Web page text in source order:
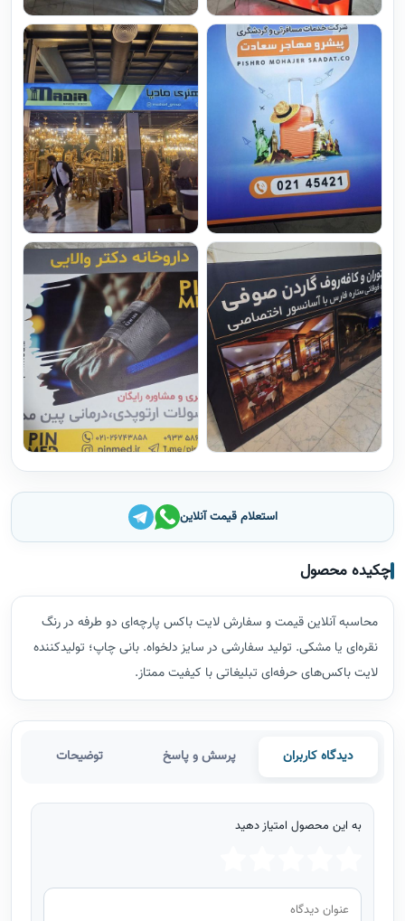
استعلام قیمت آنلاین
چکیده محصول
محاسبه آنلاین قیمت و سفارش لایت باکس پارچه‌ای دو طرفه در رنگ
نقره‌ای یا مشکی. تولید سفارشی در سایز دلخواه. بانی چاپ؛ تولیدکننده
لایت باکس‌های حرفه‌ای تبلیغاتی با کیفیت ممتاز.
دیدگاه کاربران پرسش و پاسخ توضیحات
به این محصول امتیاز دهید